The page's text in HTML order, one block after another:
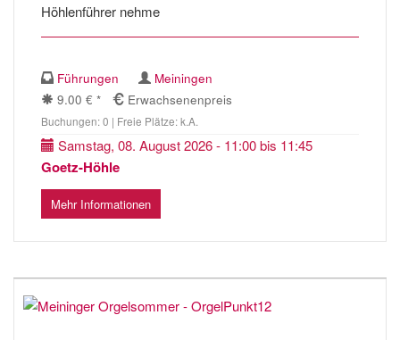
Höhlenführer nehme
Führungen
Meiningen
9.00 € *
Erwachsenenpreis
Buchungen: 0 | Freie Plätze: k.A.
Samstag, 08. August 2026 - 11:00 bis 11:45
Goetz-Höhle
Mehr Informationen